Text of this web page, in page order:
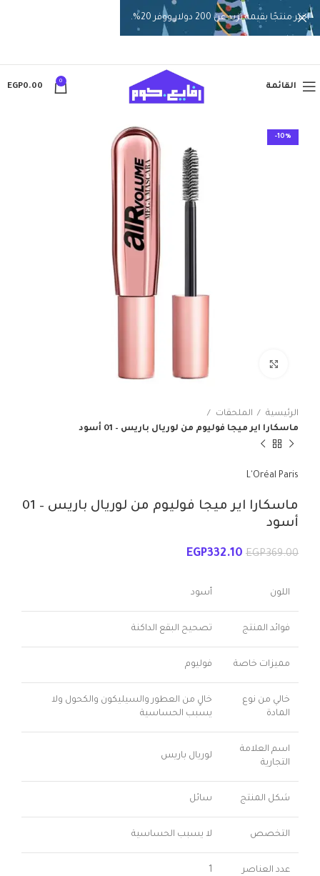
القائمة
0
EGP0.00
-10%
الرئيسية
الملحقات
ماسكارا اير ميجا فوليوم من لوريال باريس – 01 أسود
L'Oréal Paris
ماسكارا اير ميجا فوليوم من لوريال باريس – 01
أسود
EGP369.00
EGP332.10
اللون أسود
فوائد المنتج تصحيح البقع الداكنة
مميزات خاصة فوليوم
خالي من نوع
المادة
خالٍ من العطور والسيليكون والكحول ولا
يسبب الحساسية
اسم العلامة
التجارية
لوريال باريس
شكل المنتج سائل
التخصص لا يسبب الحساسية
عدد العناصر 1
اختر منتجًا بقيمة تزيد عن 200 دولار ووفر 20%.